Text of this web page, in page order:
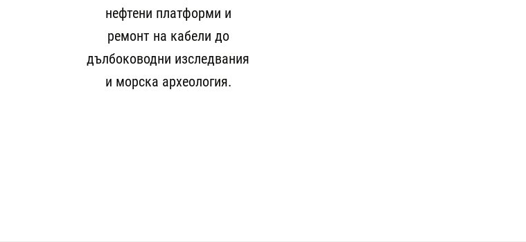
нефтени платформи и
ремонт на кабели до
дълбоководни изследвания
и морска археология.